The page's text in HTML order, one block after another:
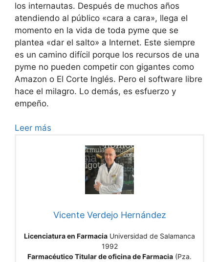
los internautas. Después de muchos años
atendiendo al público «cara a cara», llega el
momento en la vida de toda pyme que se
plantea «dar el salto» a Internet. Este siempre
es un camino difícil porque los recursos de una
pyme no pueden competir con gigantes como
Amazon o El Corte Inglés. Pero el software libre
hace el milagro. Lo demás, es esfuerzo y
empeño.
Leer más
Vicente Verdejo Hernández
Licenciatura en Farmacia Universidad de Salamanca
1992
Farmacéutico Titular de oficina de Farmacia (Pza.